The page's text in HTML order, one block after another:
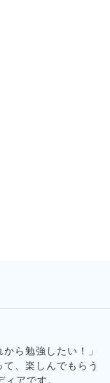
ら勉強したい！」
、楽しんでもらう
アです。